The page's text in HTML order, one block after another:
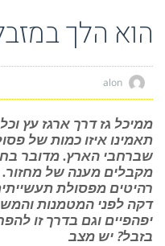
הוא הלך
ממיכל גז דרך ארגז עץ
תאמינו איזו כמות של
שברחבי הארץ. מדובר
מקבלים מענה של מחזור.
רהיטים מפסולת
דקה לפני המטמנות
יפהפיים וגם בדרך זו
בזבל? יש מצב